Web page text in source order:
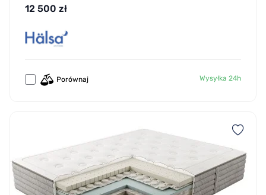
12 500 zł
Porównaj Wysyłka 24h